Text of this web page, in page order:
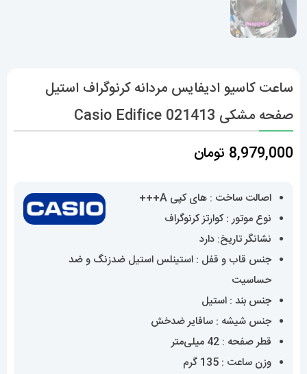
ساعت کاسیو ادیفایس مردانه کرنوگراف استیل
صفحه مشکی Casio Edifice 021413
8,979,000 تومان
اصالت ساخت : های کپی A+++
نوع موتور : کوارتز کرنوگراف
نشانگر تاریخ: دارد
جنس قاب و قفل : استینلس استیل ضدزنگ و ضد
حساسیت
جنس بند : استیل
جنس شیشه : سافایر ضدخش
قطر صفحه : 42 میلی‌متر
وزن ساعت : 135 گرم